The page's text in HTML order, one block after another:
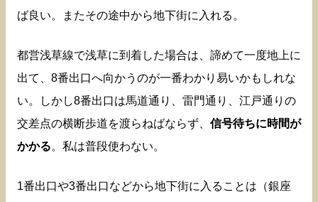
ば良い。またその途中から地下街に入れる。
都営浅草線で浅草に到着した場合は、諦めて一度地上に
出て、8番出口へ向かうのが一番わかり易いかもしれな
い。しかし8番出口は馬道通り、雷門通り、江戸通りの
交差点の横断歩道を渡らねばならず、 信号待ちに時間が
かかる。私は普段使わない。
1番出口や3番出口などから地下街に入ることは（銀座